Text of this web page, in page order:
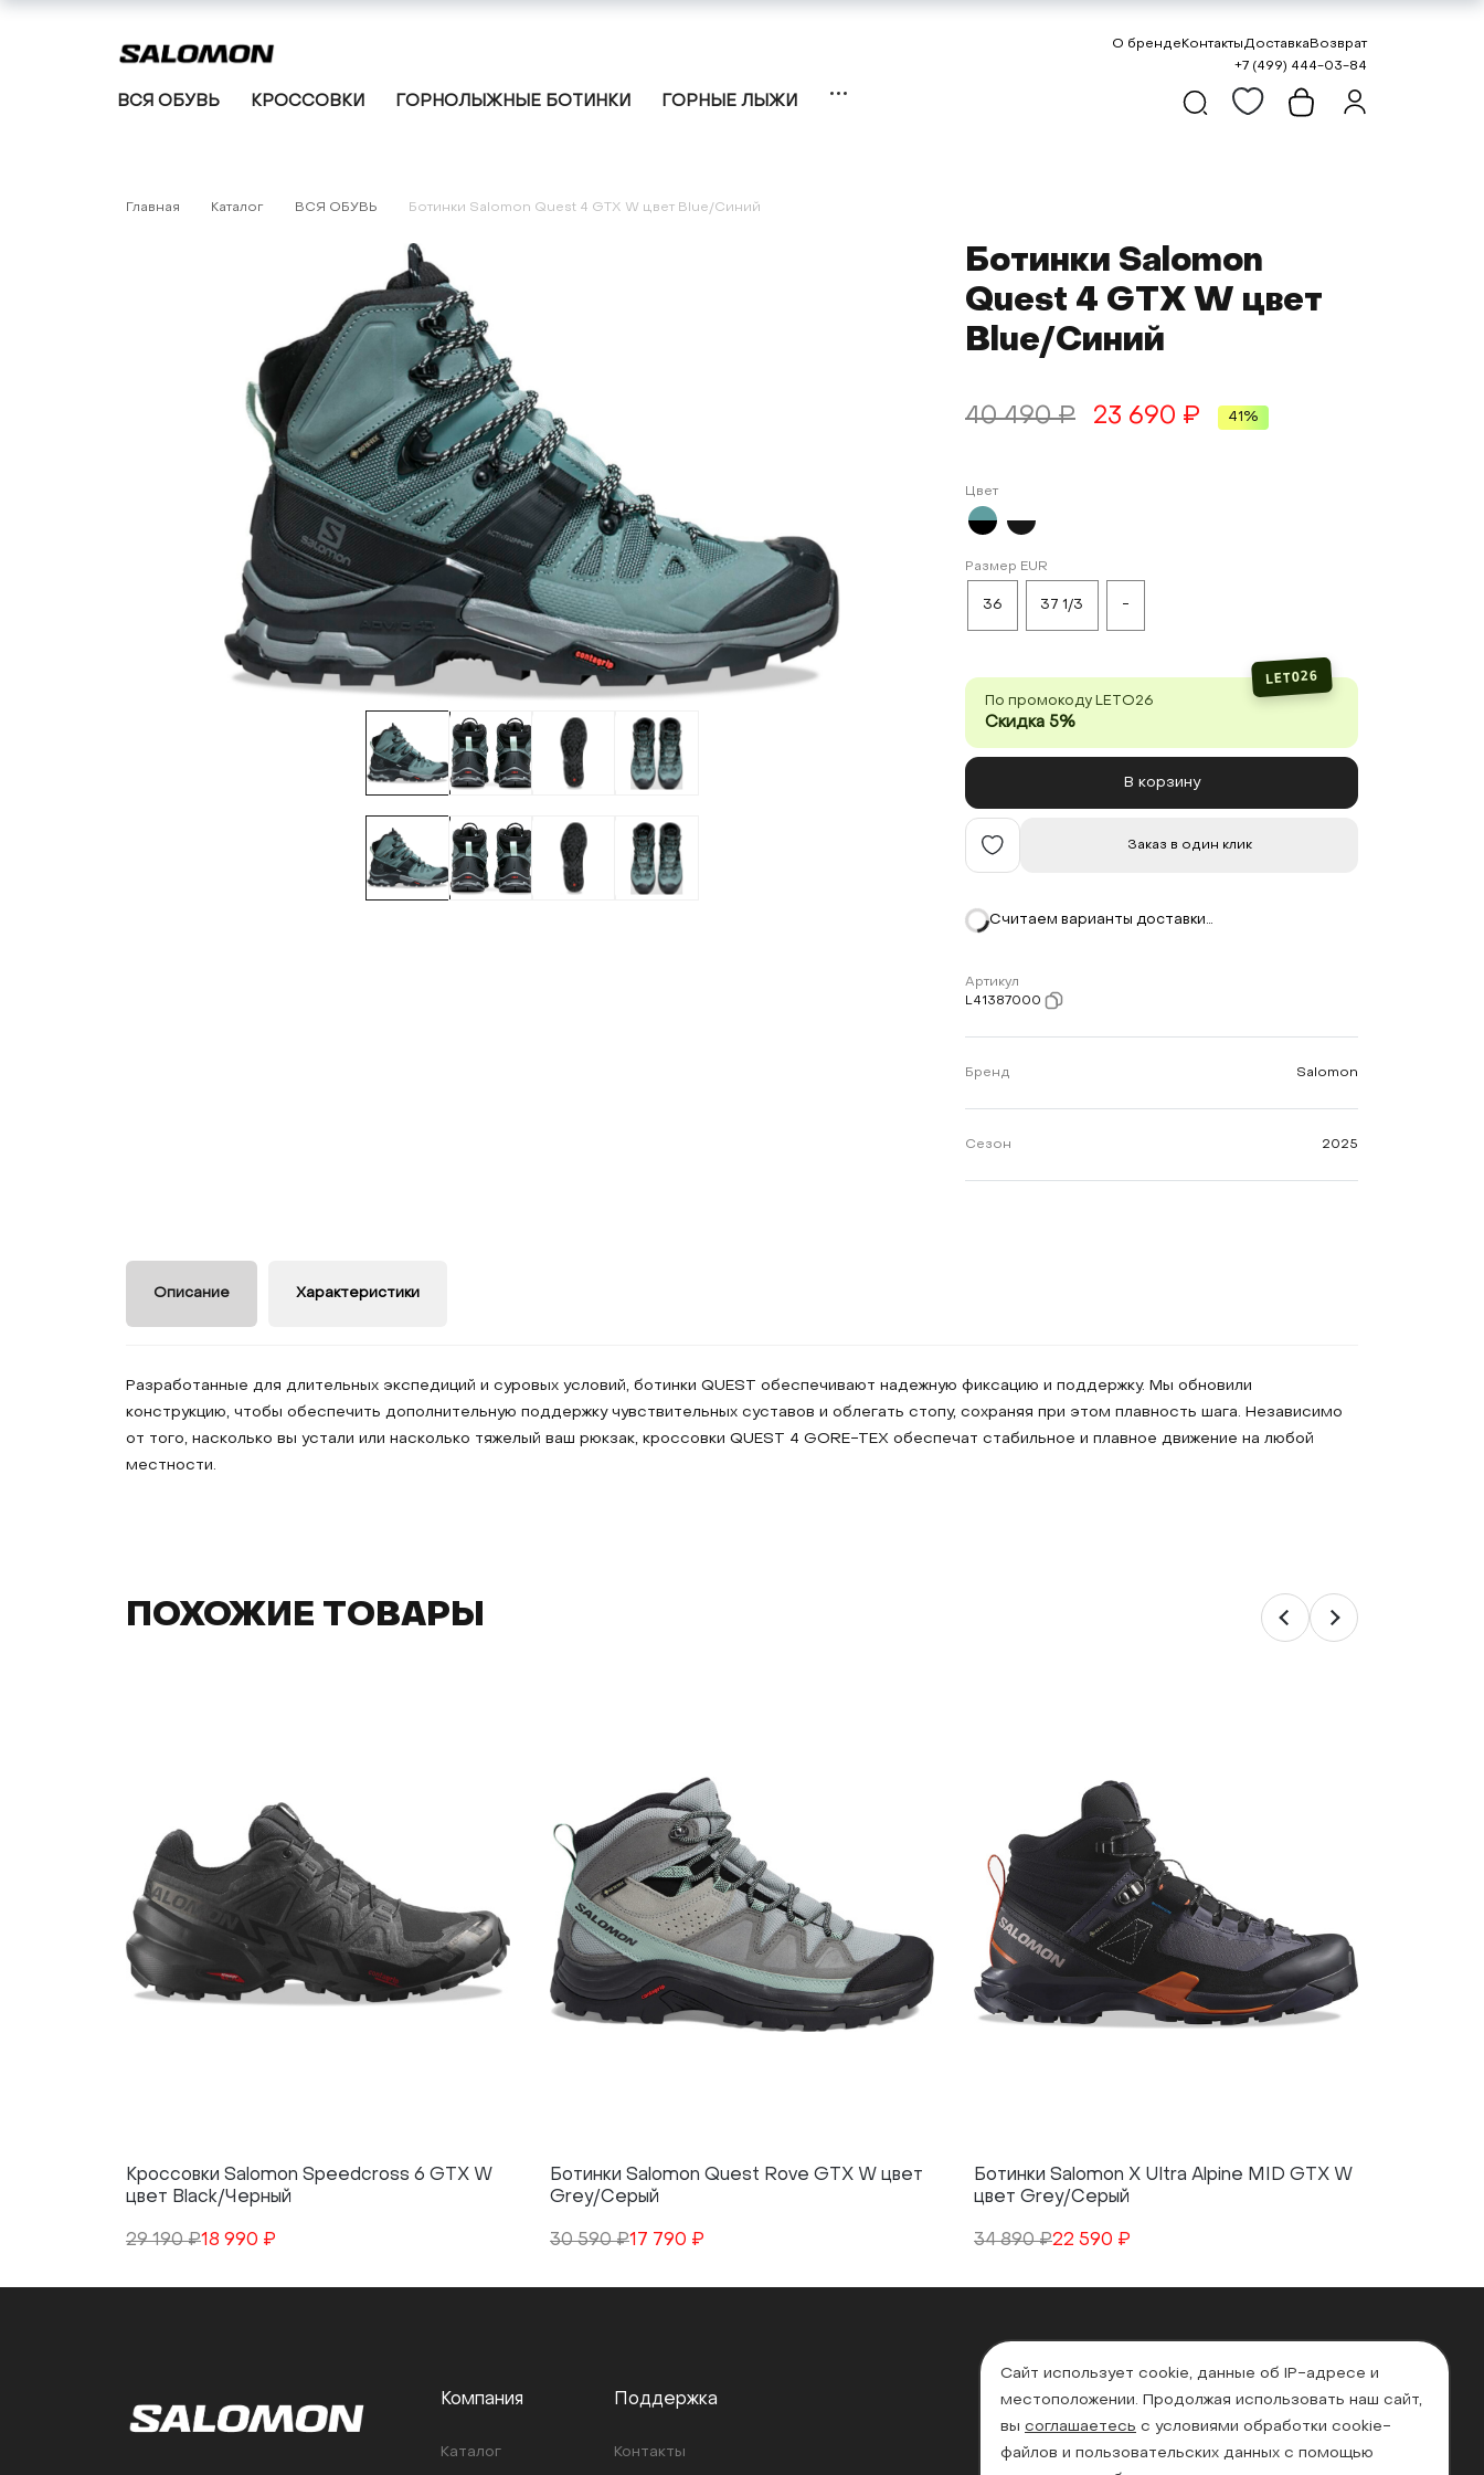
ВСЯ ОБУВЬ КРОССОВКИ ГОРНОЛЫЖНЫЕ БОТИНКИ ГОРНЫЕ ЛЫЖИ
О бренде КонтактыДоставка Возврат
+7 (499) 444-03-84
Главная Каталог ВСЯ ОБУВЬ Ботинки Salomon Quest 4 GTX W цвет Blue/Синий
Ботинки Salomon
Quest 4 GTX W цвет
Blue/Синий
40 490 ₽ 23 690 ₽ 41%
Цвет
Размер EUR
36 37 1/3 -
LETO26
По промокоду LETO26
Скидка 5%
В корзину
Заказ в один клик
Считаем варианты доставки…
Артикул
L41387000
Бренд Salomon
Сезон 2025
Описание Характеристики
Разработанные для длительных экспедиций и суровых условий, ботинки QUEST обеспечивают надежную фиксацию и поддержку. Мы обновили
конструкцию, чтобы обеспечить дополнительную поддержку чувствительных суставов и облегать стопу, сохраняя при этом плавность шага. Независимо
от того, насколько вы устали или насколько тяжелый ваш рюкзак, кроссовки QUEST 4 GORE-TEX обеспечат стабильное и плавное движение на любой
местности.
ПОХОЖИЕ ТОВАРЫ
Кроссовки Salomon Speedcross 6 GTX W
цвет Black/Черный
29 190 ₽18 990 ₽
Ботинки Salomon Quest Rove GTX W цвет
Grey/Серый
30 590 ₽17 790 ₽
Ботинки Salomon X Ultra Alpine MID GTX W
цвет Grey/Серый
34 890 ₽22 590 ₽
Компания
Каталог
Поддержка
Контакты
Сайт использует cookie, данные об IP-адресе и
местоположении. Продолжая использовать наш сайт,
вы соглашаетесь с условиями обработки cookie-
файлов и пользовательских данных с помощью